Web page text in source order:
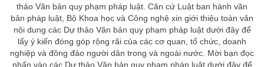
Giới thiệu
Chức năng nhiệm vụ
Cơ cấu tổ chức
Tin tức sự kiện
Khoa học và Công nghệ
Dịch vụ công
thảo Văn bản quy phạm pháp luật. Căn cứ Luật ban hành văn
bản pháp luật, Bộ Khoa học và Công nghệ xin giới thiệu toàn văn
nội dung các Dự thảo Văn bản quy phạm pháp luật dưới đây để
lấy ý kiến đóng góp rộng rãi của các cơ quan, tổ chức, doanh
nghiệp và đông đảo người dân trong và ngoài nước. Mời bạn đọc
nhấn vào các Dự thảo Văn bản quy phạm pháp luật dưới đây để